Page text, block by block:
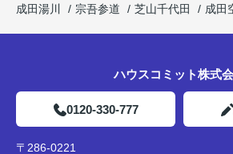
成田湯川
宗吾参道 芝山千代田 成田
ハウスコミット株式
0120-330-777
〒286-0221